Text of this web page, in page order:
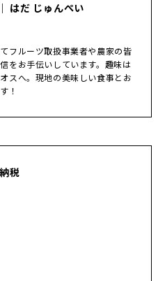
はだ じゅんぺい
フルーツ取扱事業者や農家の皆
をお手伝いしています。趣味は
スへ。現地の美味しい食事とお
！
税